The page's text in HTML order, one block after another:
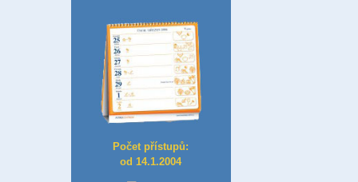
Počet přístupů:
od 14.1.2004